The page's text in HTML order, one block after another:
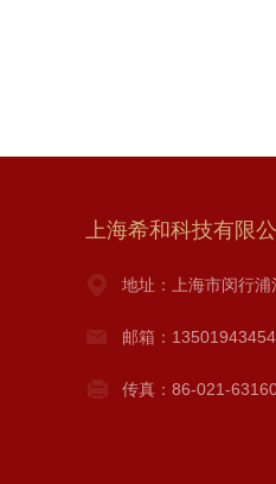
上海希和科技有限公
地址：上海市闵行
邮箱：
传真：86-021-